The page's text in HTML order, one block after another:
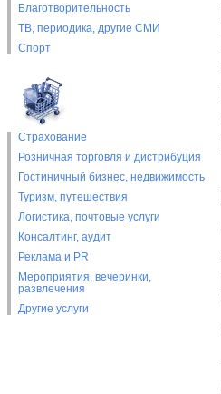
Благотворительность
ТВ, периодика, другие СМИ
Спорт
Страхование
Розничная торговля и дистрибуция
Гостиничный бизнес, недвижимость
Туризм, путешествия
Логистика, почтовые услуги
Консалтинг, аудит
Реклама и PR
Мероприятия, вечеринки,
развлечения
Другие услуги